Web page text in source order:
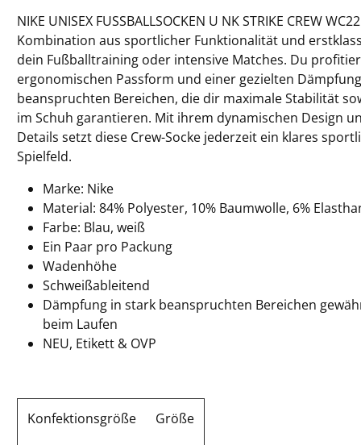
NIKE UNISEX FUSSBALLSOCKEN U NK STRIKE CREW
Kombination aus sportlicher Funktionalität und
dein Fußballtraining oder intensive Matches. Du
ergonomischen Passform und einer gezielten
beanspruchten Bereichen, die dir maximale Stabilität
im Schuh garantieren. Mit ihrem dynamischen Design
Details setzt diese Crew-Socke jederzeit ein klares
Spielfeld.
Marke: Nike
Material: 84% Polyester, 10% Baumwolle, 6%
Farbe: Blau, weiß
Ein Paar pro Packung
Wadenhöhe
Schweißableitend
Dämpfung in stark beanspruchten Bereichen
beim Laufen
NEU, Etikett & OVP
Konfektionsgröße Größe